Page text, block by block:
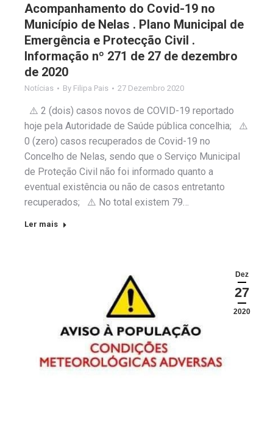
Acompanhamento do Covid-19 no
Município de Nelas . Plano Municipal de
Emergência e Protecção Civil .
Informação nº 271 de 27 de dezembro
de 2020
Notícias By Filipa Pais 27 Dezembro 2020
⚠️ 2 (dois) casos novos de COVID-19 reportado
hoje pela Autoridade de Saúde pública concelhia; ⚠️
0 (zero) casos recuperados de Covid-19 no
Concelho de Nelas, sendo que o Serviço Municipal
de Proteção Civil não foi informado quanto a
eventual existência ou não de casos entretanto
recuperados; ⚠️ No total existem 79…
Ler mais
Dez
27
2020